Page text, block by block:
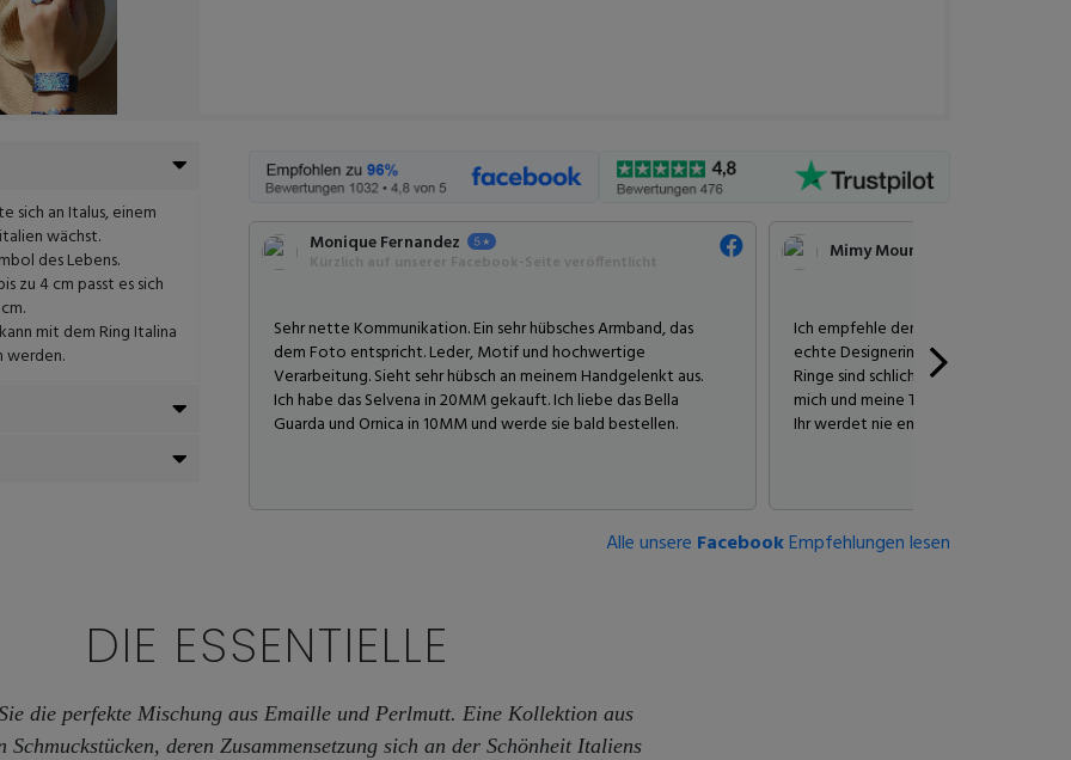
sich an Italus, einem
wächst.
des Lebens.
zu 4 cm passt es sich
mit dem Ring Italina
werden.
Monique Fernandez
Sehr nette Kommunikation. Ein sehr hübsches Armband, das
dem Foto entspricht. Leder, Motif und hochwertige
Verarbeitung. Sieht sehr hübsch an meinem Handgelenkt aus.
Ich habe das Selvena in 20MM gekauft. Ich liebe das Bella
Guarda und Ornica in 10MM und werde sie bald bestellen.
Mimy Moune
Ich empfehle den Schmuck von Anna
echte Designerin. Ihre Armbänder
Ringe sind schlicht, aber
mich und meine Töchter gekauft, die
Ihr werdet nie enttäuscht sein 👍
Alle unsere FacebookEmpfehlungen lesen
DIE ESSENTIELLE
die perfekte Mischung aus Emaille und Perlmutt. Eine Kollektion aus
Schmuckstücken, deren Zusammensetzung sich an der Schönheit Italiens